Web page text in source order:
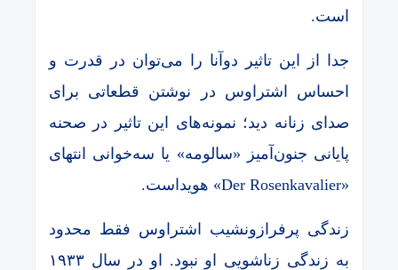
است.
جدا از این تاثیر دوآنا را می‌توان در قدرت و
احساس اشتراوس در نوشتن قطعاتی برای
صدای زنانه دید؛ نمونه‌های این تاثیر در صحنه
پایانی جنون‌آمیز «سالومه» یا سه‌خوانی انتهای
«Der Rosenkavalier» هویداست.
زندگی پرفرازونشیب اشتراوس فقط محدود
به زندگی زناشویی او نبود. او در سال ۱۹۳۳